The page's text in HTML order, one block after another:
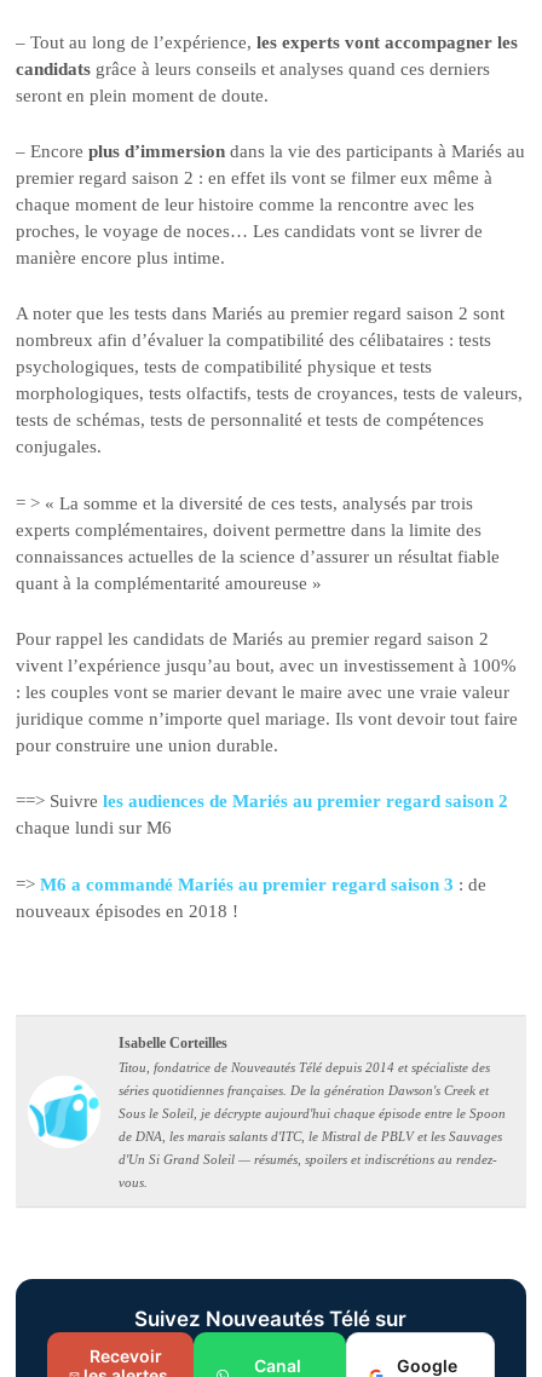
– Tout au long de l’expérience,les experts vont accompagner les
candidats grâce à leurs conseils et analyses quand ces derniers
seront en plein moment de doute.
– Encoreplus d’immersion dans la vie des participants à Mariés au
premier regard saison 2 : en effet ils vont se filmer eux même à
chaque moment de leur histoire comme la rencontre avec les
proches, le voyage de noces… Les candidats vont se livrer de
manière encore plus intime.
A noter que les tests dans Mariés au premier regard saison 2 sont
nombreux afin d’évaluer la compatibilité des célibataires : tests
psychologiques, tests de compatibilité physique et tests
morphologiques, tests olfactifs, tests de croyances, tests de valeurs,
tests de schémas, tests de personnalité et tests de compétences
conjugales.
= > « La somme et la diversité de ces tests, analysés par trois
experts complémentaires, doivent permettre dans la limite des
connaissances actuelles de la science d’assurer un résultat fiable
quant à la complémentarité amoureuse »
Pour rappel les candidats de Mariés au premier regard saison 2
vivent l’expérience jusqu’au bout, avec un investissement à 100%
: les couples vont se marier devant le maire avec une vraie valeur
juridique comme n’importe quel mariage. Ils vont devoir tout faire
pour construire une union durable.
==> Suivreles audiences de Mariés au premier regard saison 2
chaque lundi sur M6
=>M6 a commandé Mariés au premier regard saison 3 : de
nouveaux épisodes en 2018 !
Isabelle Corteilles
Titou, fondatrice de Nouveautés Télé depuis 2014 et spécialiste des
séries quotidiennes françaises. De la génération Dawson's Creek et
Sous le Soleil, je décrypte aujourd'hui chaque épisode entre le Spoon
de DNA, les marais salants d'ITC, le Mistral de PBLV et les Sauvages
d'Un Si Grand Soleil — résumés, spoilers et indiscrétions au rendez-
vous.
Suivez Nouveautés Télé sur
Recevoir
Canal
Google